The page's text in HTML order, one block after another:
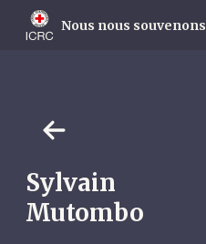
main
Nous nous souvenons
Sylvain
Mutombo